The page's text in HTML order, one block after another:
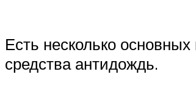
Есть несколько
средства антидождь.